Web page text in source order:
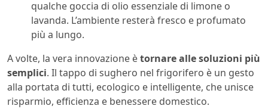
qualche goccia di olio essenziale di limone o
lavanda. L’ambiente resterà fresco e profumato
più a lungo.
A volte, la vera innovazione ètornare alle soluzioni più
semplici. Il tappo di sughero nel frigorifero è un gesto
alla portata di tutti, ecologico e intelligente, che unisce
risparmio, efficienza e benessere domestico.